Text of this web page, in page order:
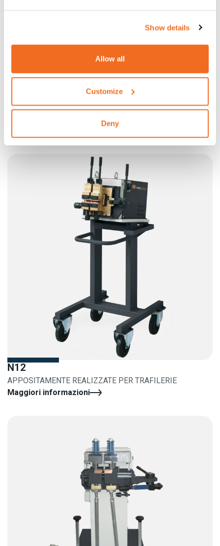
Show details
Allow all
Customize
Deny
N9
APPOSITAMENTE REALIZZATE PER TRAFILERIE
N12
APPOSITAMENTE REALIZZATE PER TRAFILERIE
Maggiori informazioni